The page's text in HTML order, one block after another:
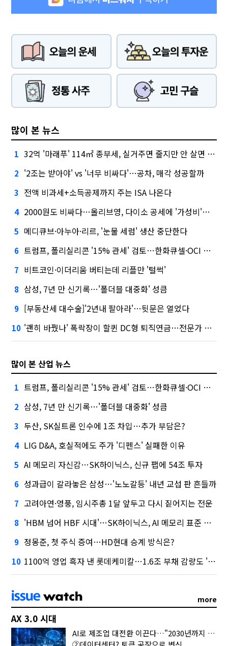
많이 본 뉴스
1 32억 '마래푸' 114㎡ 종부세, 실거주면 줄지만 안 살면 2.5배
2 '2조는 받아야' vs '너무 비싸다'…공차, 매각 성공할까
3 전액 비과세+소득공제까지 주는 ISA 나온다
4 2000원도 비싸다…올리브영, 다이소 공세에 '가성비'로 맞불
5 메디큐브·아누아·리르, '눈물 세럼' 생산 중단한다
6 트럼프, 폴리실리콘 '15% 관세' 검토…한화큐셀·OCI 영향은?
7 비트코인·이더리움 버티는데 리플만 '털썩'
8 삼성, 7년 만 신기록…'폴더블 대중화' 성큼
9 [부동산세 대수술]'2년내 팔아라'…뒷문은 열었다
10 '괜히 바꿨나' 폭락장이 할퀸 DC형 퇴직연금…전문가 조언은
많이 본 산업 뉴스
1 트럼프, 폴리실리콘 '15% 관세' 검토…한화큐셀·OCI 영향은?
2 삼성, 7년 만 신기록…'폴더블 대중화' 성큼
3 두산, SK실트론 인수에 1조 차입…추가 부담은?
4 LIG D&A, 호실적에도 주가 '디펜스' 실패한 이유
5 AI 메모리 자신감…SK하이닉스, 신규 팹에 54조 투자
6 성과급이 갈라놓은 삼성…'노노갈등' 내년 교섭 판 흔들까
7 고려아연·영풍, 임시주총 1달 앞두고 다시 짙어지는 전운
8 'HBM 넘어 HBF 시대'…SK하이닉스, AI 메모리 표준 선점 나섰다
9 정몽준, 첫 주식 증여…HD현대 승계 방식은?
10 1100억 영업 흑자 낸 롯데케미칼…1.6조 부채 감량도 '속도'
more
AX 3.0 시대
AI로 제조업 대전환 이끈다…"2030년까지 민관합동 20조 투자"